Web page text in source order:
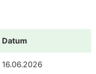
Datum
16.06.2026